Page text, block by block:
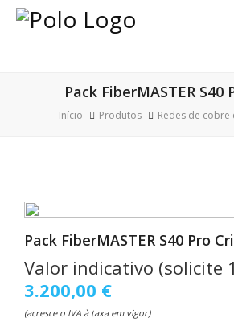
Pack FiberMASTER S40
Início Produtos Redes de cobre
Pack FiberMASTER S40 Pro
Valor indicativo (solicite
3.200,00 €
(acresce o IVA à taxa em vigor)